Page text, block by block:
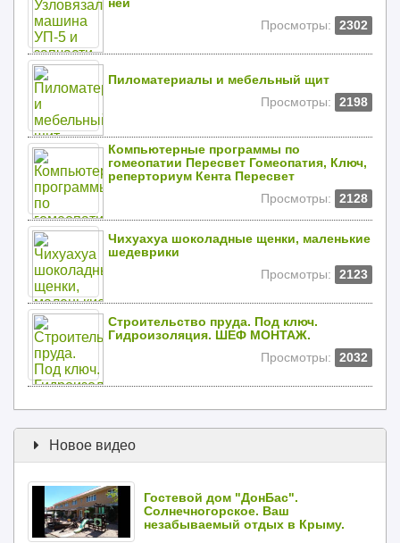
ней
Просмотры:
2302
Пиломатериалы и мебельный щит
Просмотры:
2198
Компьютерные программы по
гомеопатии Пересвет Гомеопатия, Ключ,
реперториум Кента Пересвет
Просмотры:
2128
Чихуахуа шоколадные щенки, маленькие
шедеврики
Просмотры:
2123
Строительство пруда. Под ключ.
Гидроизоляция. ШЕФ МОНТАЖ.
Просмотры:
2032
Новое видео
Гостевой дом "ДонБас".
Солнечногорское. Ваш
незабываемый отдых в Крыму.